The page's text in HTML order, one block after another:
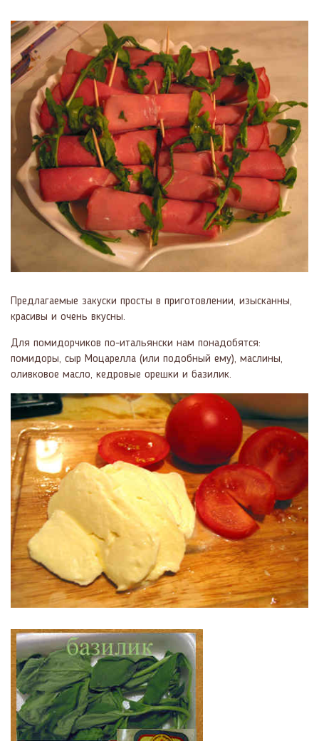
Предлагаемые закуски просты в приготовлении, изысканны,
красивы и очень вкусны.
Для помидорчиков по-итальянски нам понадобятся:
помидоры, сыр Моцарелла (или подобный ему), маслины,
оливковое масло, кедровые орешки и базилик.